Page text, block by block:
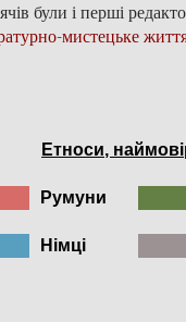
були і перші
мистецьке
Етноси,
Румуни
Німці